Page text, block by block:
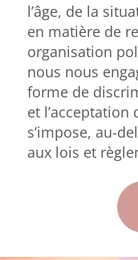
l’âge, de la
en matière de
organisation
nous nous
forme de
et
s’impose, au-
aux lois et